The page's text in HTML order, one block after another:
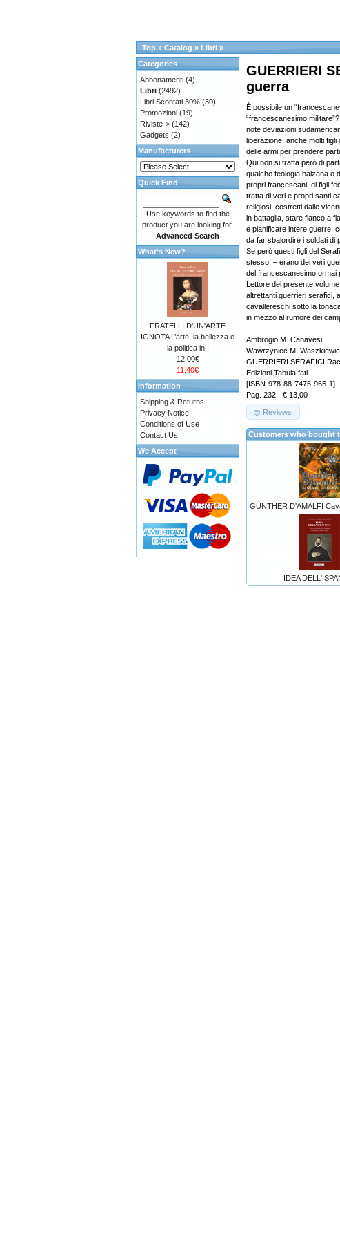
Top » Catalog » Libri »
GUERRIERI
guerra
È possibile un
“francescanesimo
note deviazioni
liberazione, anche molti
delle armi per prendere
Qui non si tratta però di
qualche teologia balzana o
propri francescani, di figli
tratta di veri e propri santi
religiosi, costretti dalle
in battaglia, stare fianco a
e pianificare intere guerre,
da far sbalordire i soldati di
Se però questi figli del
stesso! – erano dei veri
del francescanesimo ormai
Lettore del presente
altrettanti guerrieri serafici,
cavallereschi sotto la
in mezzo al rumore dei
Ambrogio M. Canavesi
Wawrzyniec M.
GUERRIERI SERAFICI
Edizioni Tabula fati
[ISBN-978-88-7475-965-1]
Pag. 232 - € 13,00
Reviews
Customers who bought
GUNTHER D'AMALFI
IDEA
Categories
Abbonamenti (4)
Libri (2492)
Libri Scontati 30% (30)
Promozioni (19)
Riviste-> (142)
Gadgets (2)
Manufacturers
Quick Find
Use keywords to find the
product you are looking for.
Advanced Search
What's New?
FRATELLI D'UN'ARTE
IGNOTA L’arte, la bellezza e
la politica in I
12.00€
11.40€
Information
Shipping & Returns
Privacy Notice
Conditions of Use
Contact Us
We Accept